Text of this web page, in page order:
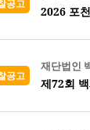
공고
2026 포
공고
재단법인
제72회